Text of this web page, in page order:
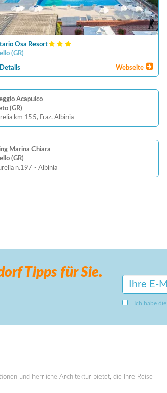
Osa Resort
(GR)
Webseite
Acapulco
(GR)
km 155, Fraz. Albinia
Marina Chiara
(GR)
n.197 - Albinia
Tipps für Sie.
Ich habe die
und herrliche Architektur bietet, die Ihre Reise